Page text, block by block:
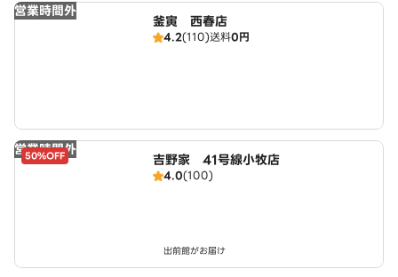
営業時間外
釜寅 西春店
4.2(110)送料0円
営業時間外
50%OFF 吉野家 41号線小牧店
4.0(100)
出前館がお届け